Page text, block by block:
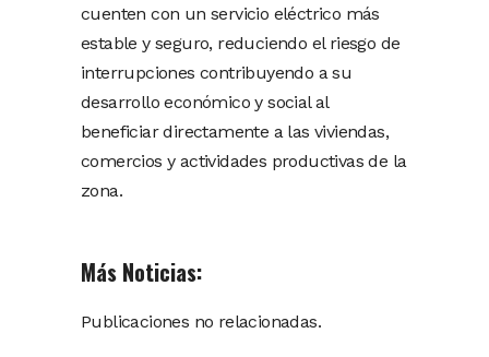
cuenten con un servicio eléctrico más
estable y seguro, reduciendo el riesgo de
interrupciones contribuyendo a su
desarrollo económico y social al
beneficiar directamente a las viviendas,
comercios y actividades productivas de la
zona.
Más Noticias:
Publicaciones no relacionadas.